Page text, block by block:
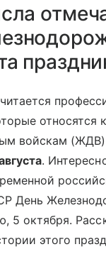
относятся к
войскам (ЖДВ)
.
День
5 октября.
этого